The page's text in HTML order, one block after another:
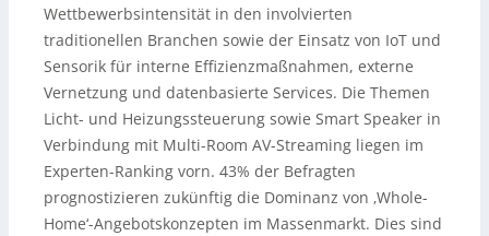
Wettbewerbsintensität in den involvierten
traditionellen Branchen sowie der Einsatz von IoT und
Sensorik für interne Effizienzmaßnahmen, externe
Vernetzung und datenbasierte Services. Die Themen
Licht- und Heizungssteuerung sowie Smart Speaker in
Verbindung mit Multi-Room AV-Streaming liegen im
Experten-Ranking vorn. 43% der Befragten
prognostizieren zukünftig die Dominanz von ‚Whole-
Home‘-Angebotskonzepten im Massenmarkt. Dies sind